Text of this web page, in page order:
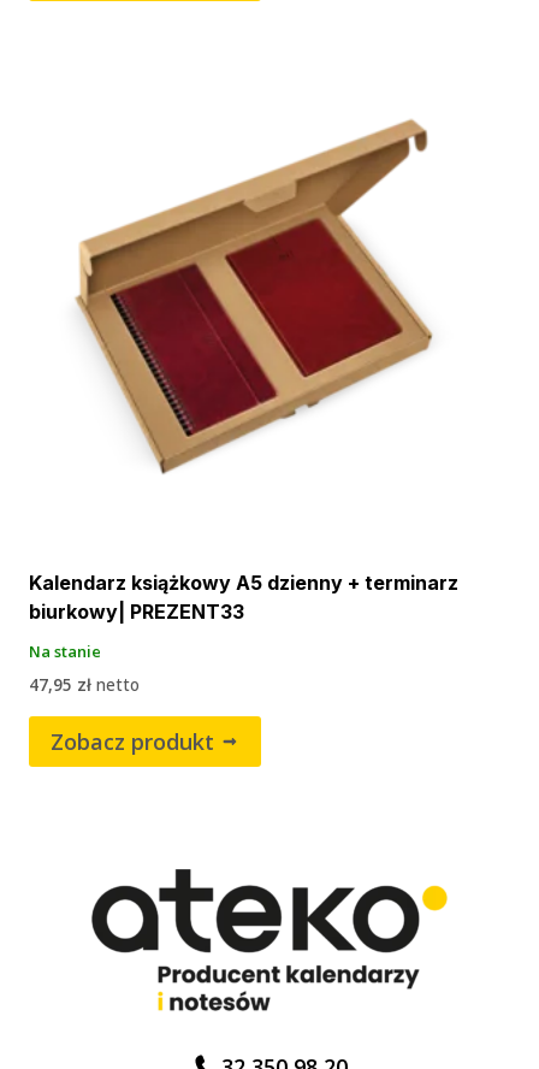
Kalendarz książkowy A5 dzienny + terminarz
biurkowy| PREZENT33
Na stanie
47,95 zł netto
Zobacz produkt